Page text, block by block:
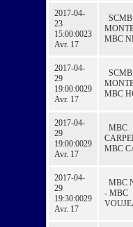
2017-04-
23
15:00:0023
Avr. 17
SCMB
MBC
2017-04-
29
19:00:0029
Avr. 17
SCMB
MBC
2017-04-
29
19:00:0029
Avr. 17
MBC
MBC
2017-04-
29
19:30:0029
Avr. 17
MBC
- MBC